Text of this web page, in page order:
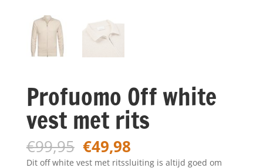
Profuomo Off white
vest met rits
€99,95 Oorspronkelijke
prijs
€49,98Huidige
prijs
Dit off white vest met ritssluiting is altijd goed om